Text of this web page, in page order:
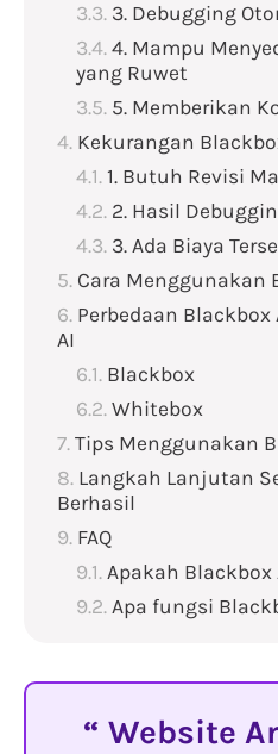
3. Debugging
4. Mampu
yang Ruwet
5. Memberikan
Kekurangan
1. Butuh Revisi
2. Hasil
3. Ada Biaya
Cara Menggunakan
Perbedaan
AI
Blackbox
Whitebox
Tips Menggunakan
Langkah Lanjutan
Berhasil
FAQ
Apakah Blackbox
Apa fungsi
Website